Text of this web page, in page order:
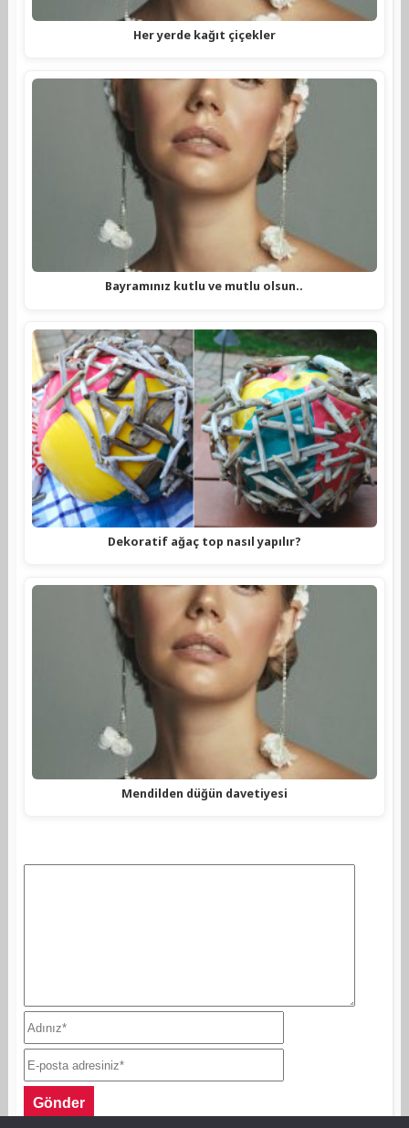
Her yerde kağıt çiçekler
Bayramınız kutlu ve mutlu olsun..
Dekoratif ağaç top nasıl yapılır?
Mendilden düğün davetiyesi